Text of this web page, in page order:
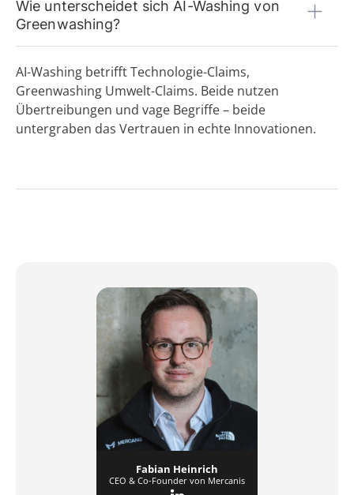
Wie unterscheidet sich AI-Washing von
Greenwashing?
AI-Washing betrifft Technologie-Claims,
Greenwashing Umwelt-Claims. Beide nutzen
Übertreibungen und vage Begriffe – beide
untergraben das Vertrauen in echte Innovationen.
Fabian Heinrich
CEO & Co-Founder von Mercanis